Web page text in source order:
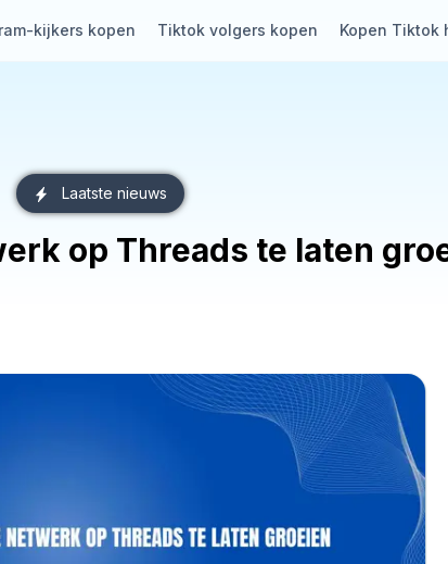
kijkers kopen Tiktok volgers kopen Kopen Tiktok
Laatste nieuws
op Threads te laten